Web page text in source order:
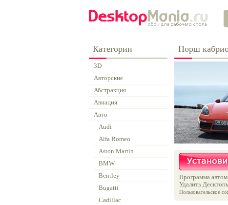
Категории
3D
Авторские
Абстракция
Авиация
Авто
Audi
Alfa Romeo
Aston Martin
BMW
Bentley
Bugatti
Cadillac
Порш
Программа
Удалить
Пользовательское